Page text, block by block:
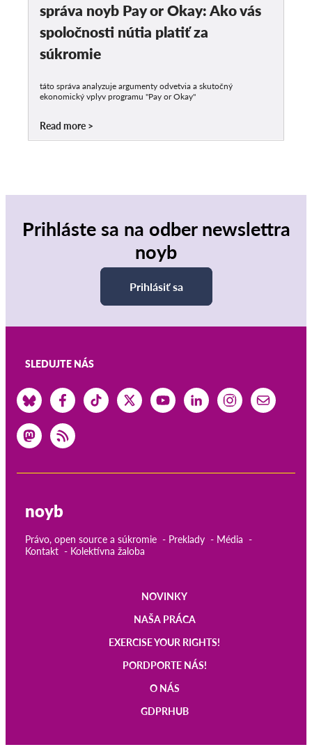
správa noyb Pay or Okay: Ako vás
spoločnosti nútia platiť za
súkromie
táto správa analyzuje argumenty odvetvia a skutočný
ekonomický vplyv programu "Pay or Okay"
Read more
Prihláste sa na odber newslettra
noyb
Prihlásiť sa
SLEDUJTE NÁS
noyb
Právo, open source a súkromie Preklady
Média
Kontakt
Kolektívna žaloba
NOVINKY
NAŠA PRÁCA
EXERCISE YOUR RIGHTS!
PORDPORTE NÁS!
O NÁS
GDPRHUB